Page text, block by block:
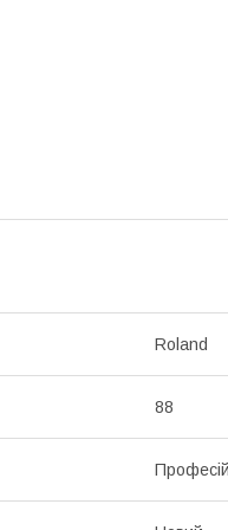
Roland
88